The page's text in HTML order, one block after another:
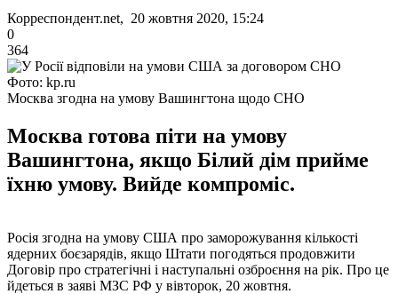
Корреспондент.net, 20 жовтня 2020, 15:24
0
364
Фото: kp.ru
Москва згодна на умову Вашингтона щодо СНО
Москва готова піти на умову
Вашингтона, якщо Білий дім прийме
їхню умову. Вийде компроміс.
Росія згодна на умову США про заморожування кількості
ядерних боєзарядів, якщо Штати погодяться продовжити
Договір про стратегічні і наступальні озброєння на рік. Про це
йдеться в заяві МЗС РФ у вівторок, 20 жовтня.